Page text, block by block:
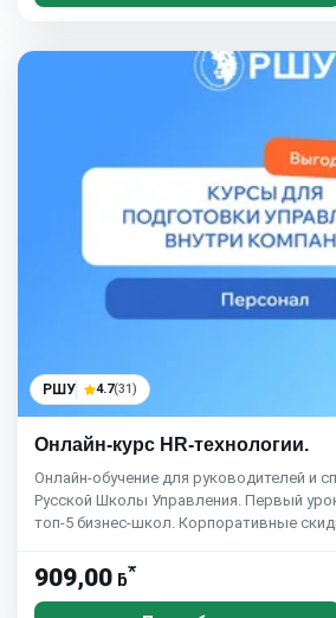
РШУ 4.7(31)
Онлайн-курс HR-технологии.
Онлайн-обучение для руководителей и
Русской Школы Управления. Первый
топ-5 бизнес-школ. Корпоративные
909,00 ƃ*